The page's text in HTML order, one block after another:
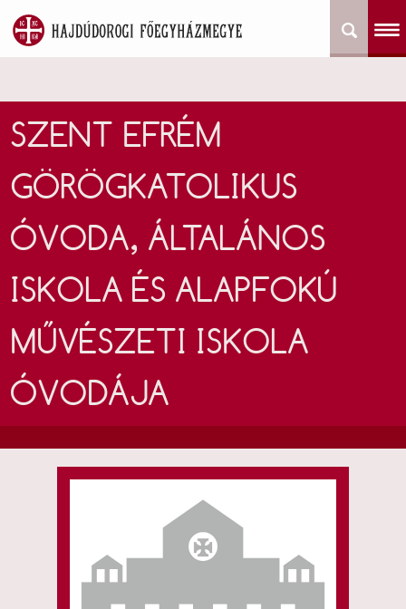
SZENT EFRÉM
GÖRÖGKATOLIKUS
ÓVODA, ÁLTALÁNOS
ISKOLA ÉS ALAPFOKÚ
MŰVÉSZETI ISKOLA
ÓVODÁJA